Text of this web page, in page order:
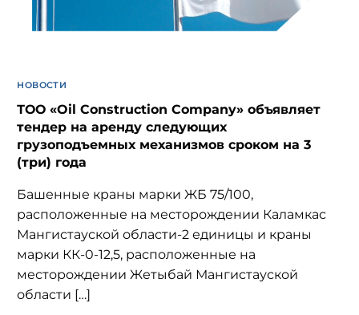
НОВОСТИ
ТОО «Oil Construction Company» объявляет
тендер на аренду следующих
грузоподъемных механизмов сроком на 3
(три) года
Башенные краны марки ЖБ 75/100,
расположенные на месторождении Каламкас
Мангистауской области-2 единицы и краны
марки КК-0-12,5, расположенные на
месторождении Жетыбай Мангистауской
области […]